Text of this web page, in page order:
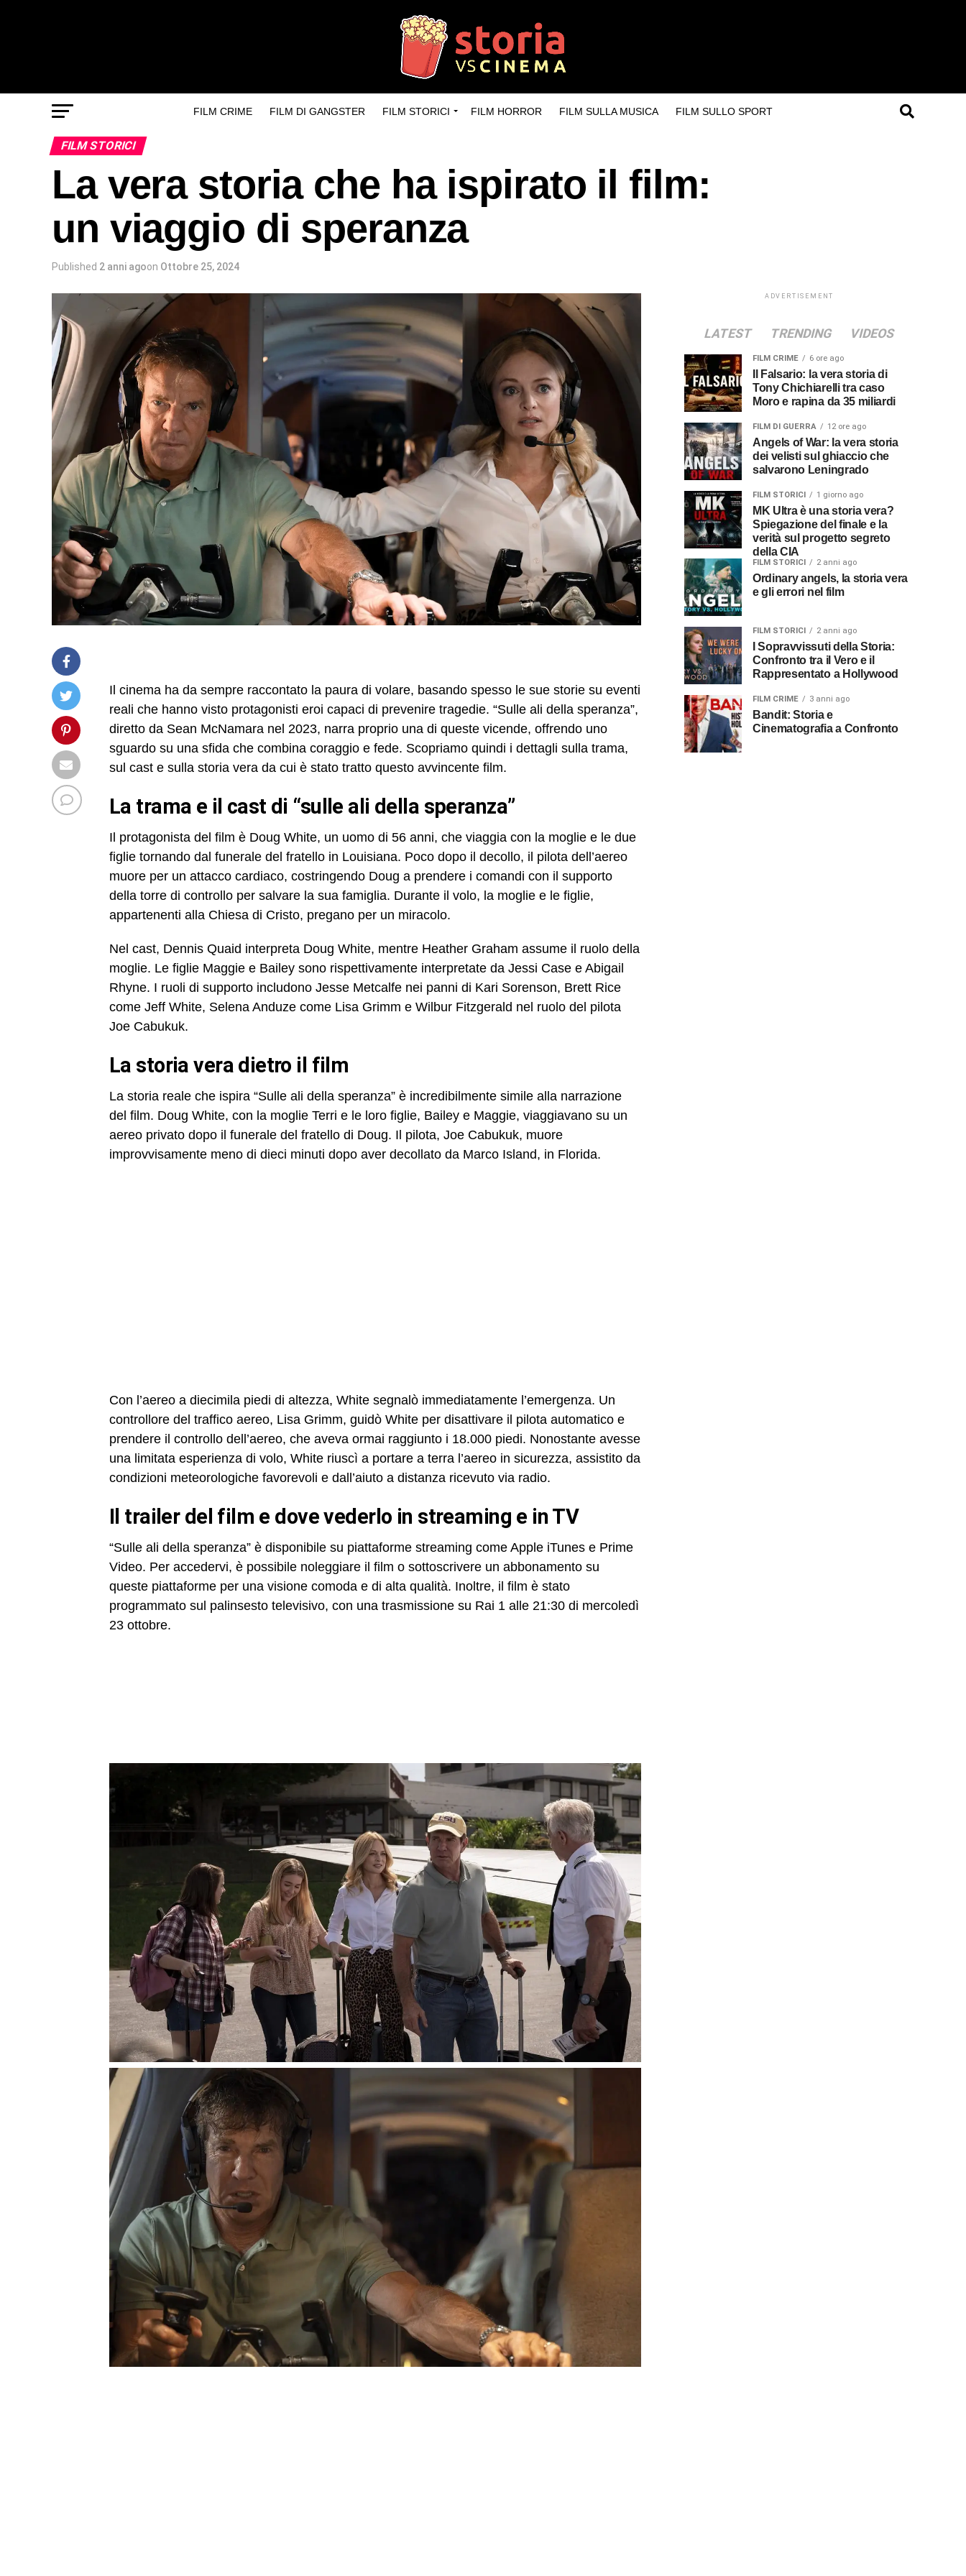
FILM CRIME FILM DI GANGSTER FILM STORICI FILM HORROR FILM SULLA MUSICA FILM SULLO SPORT
FILM STORICI
La vera storia che ha ispirato il film:
un viaggio di speranza
Published 2 anni agoon Ottobre 25, 2024
Il cinema ha da sempre raccontato la paura di volare, basando spesso le sue storie su eventi
reali che hanno visto protagonisti eroi capaci di prevenire tragedie. “Sulle ali della speranza”,
diretto da Sean McNamara nel 2023, narra proprio una di queste vicende, offrendo uno
sguardo su una sfida che combina coraggio e fede. Scopriamo quindi i dettagli sulla trama,
sul cast e sulla storia vera da cui è stato tratto questo avvincente film.
la trama e il cast di “sulle ali della speranza”
Il protagonista del film è Doug White, un uomo di 56 anni, che viaggia con la moglie e le due
figlie tornando dal funerale del fratello in Louisiana. Poco dopo il decollo, il pilota dell’aereo
muore per un attacco cardiaco, costringendo Doug a prendere i comandi con il supporto
della torre di controllo per salvare la sua famiglia. Durante il volo, la moglie e le figlie,
appartenenti alla Chiesa di Cristo, pregano per un miracolo.
Nel cast, Dennis Quaid interpreta Doug White, mentre Heather Graham assume il ruolo della
moglie. Le figlie Maggie e Bailey sono rispettivamente interpretate da Jessi Case e Abigail
Rhyne. I ruoli di supporto includono Jesse Metcalfe nei panni di Kari Sorenson, Brett Rice
come Jeff White, Selena Anduze come Lisa Grimm e Wilbur Fitzgerald nel ruolo del pilota
Joe Cabukuk.
la storia vera dietro il film
La storia reale che ispira “Sulle ali della speranza” è incredibilmente simile alla narrazione
del film. Doug White, con la moglie Terri e le loro figlie, Bailey e Maggie, viaggiavano su un
aereo privato dopo il funerale del fratello di Doug. Il pilota, Joe Cabukuk, muore
improvvisamente meno di dieci minuti dopo aver decollato da Marco Island, in Florida.
Con l’aereo a diecimila piedi di altezza, White segnalò immediatamente l’emergenza. Un
controllore del traffico aereo, Lisa Grimm, guidò White per disattivare il pilota automatico e
prendere il controllo dell’aereo, che aveva ormai raggiunto i 18.000 piedi. Nonostante avesse
una limitata esperienza di volo, White riuscì a portare a terra l’aereo in sicurezza, assistito da
condizioni meteorologiche favorevoli e dall’aiuto a distanza ricevuto via radio.
il trailer del film e dove vederlo in streaming e in TV
“Sulle ali della speranza” è disponibile su piattaforme streaming come Apple iTunes e Prime
Video. Per accedervi, è possibile noleggiare il film o sottoscrivere un abbonamento su
queste piattaforme per una visione comoda e di alta qualità. Inoltre, il film è stato
programmato sul palinsesto televisivo, con una trasmissione su Rai 1 alle 21:30 di mercoledì
23 ottobre.
ADVERTISEMENT
LATEST TRENDING VIDEOS
FILM CRIME 6 ore ago
Tony Chichiarelli tra caso
Moro e rapina da 35 miliardi
FILM DI GUERRA 12 ore ago
Angels of War: la vera storia
dei velisti sul ghiaccio che
salvarono Leningrado
FILM STORICI 1 giorno ago
MK Ultra è una storia vera?
Spiegazione del finale e la
verità sul progetto segreto
della CIA
FILM STORICI 2 anni ago
Ordinary angels, la storia vera
e gli errori nel film
FILM STORICI 2 anni ago
Confronto tra il Vero e il
Rappresentato a Hollywood
FILM CRIME 3 anni ago
Bandit: Storia e
Cinematografia a Confronto